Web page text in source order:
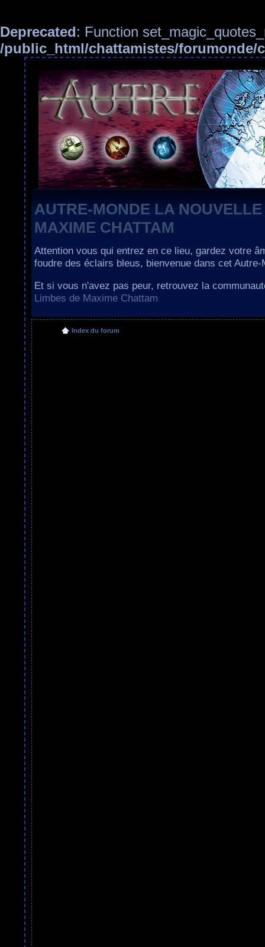
Deprecated: Function
/public_html/chattamistes/forumonde/
AUTRE-MONDE LA
MAXIME CHATTAM
Attention vous qui entrez en ce lieu, gardez votre
foudre des éclairs bleus, bienvenue dans cet Autre-
Et si vous n'avez pas peur, retrouvez la
Limbes de Maxime Chattam
Index du forum